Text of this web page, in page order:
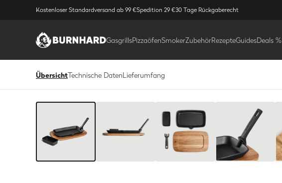
Kostenloser Standardversand ab 99 €Spedition 29 €30 Tage Rückgaberecht
GasgrillsPizzaöfenSmokerZubehörRezepteGuidesDeals %
ÜbersichtTechnische DatenLieferumfang
Bild